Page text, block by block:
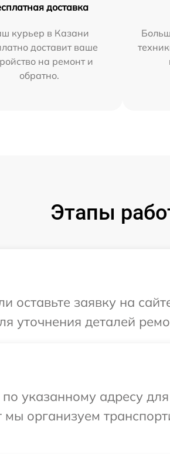
доставка
курьер в Казани
доставит ваше
на ремонт и
обратно.
Этапы
оставьте заявку на
уточнения деталей
указанному адресу
организуем